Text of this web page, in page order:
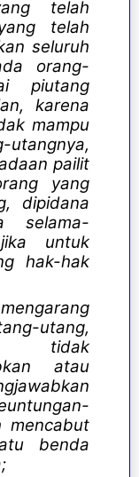
telah
telah
seluruh
orang-
piutang
karena
mampu
pailit
yang
dipidana
selama-
untuk
hak-hak
utang,
atau
mencabut
benda